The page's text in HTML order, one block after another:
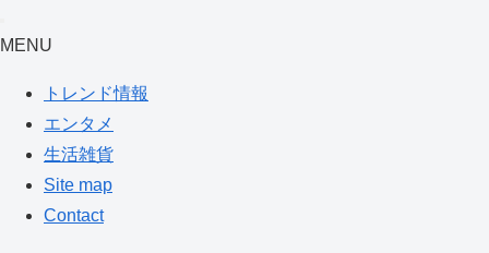
MENU
トレンド情報
エンタメ
生活雑貨
Site map
Contact